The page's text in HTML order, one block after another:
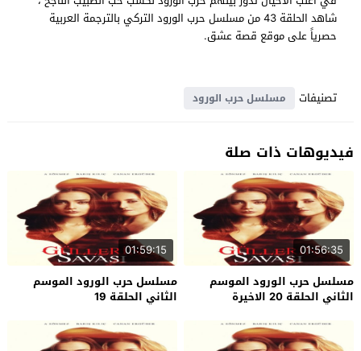
شاهد الحلقة 43 من مسلسل حرب الورود التركي بالترجمة العربية
حصرياً على موقع قصة عشق.
تصنيفات مسلسل حرب الورود
فيديوهات ذات صلة
01:56:35
مسلسل حرب الورود الموسم
الثاني الحلقة 20 الاخيرة
01:59:15
مسلسل حرب الورود الموسم
الثاني الحلقة 19